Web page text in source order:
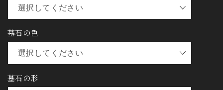
墓石の色
墓石の形